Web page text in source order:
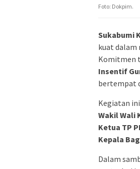
Foto: Dokpim.
Sukabumi
kuat dalam
Komitmen
Insentif
bertempat
Kegiatan
Wakil Wali
Ketua TP
Kepala
Dalam